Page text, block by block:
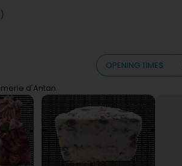
OPENING TIMES
d'Antan